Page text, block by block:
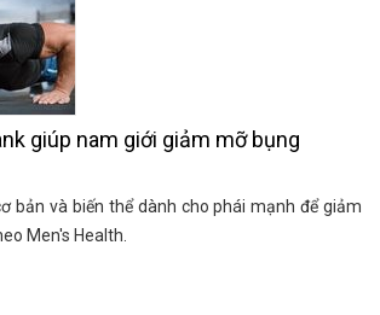
giúp nam giới giảm mỡ bụng
bản và biến thể dành cho phái mạnh để giảm
Men's Health.